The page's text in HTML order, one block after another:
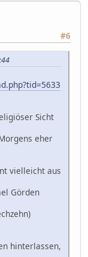
#6
Sicht
eher
vielleicht aus
Görden
hinterlassen,